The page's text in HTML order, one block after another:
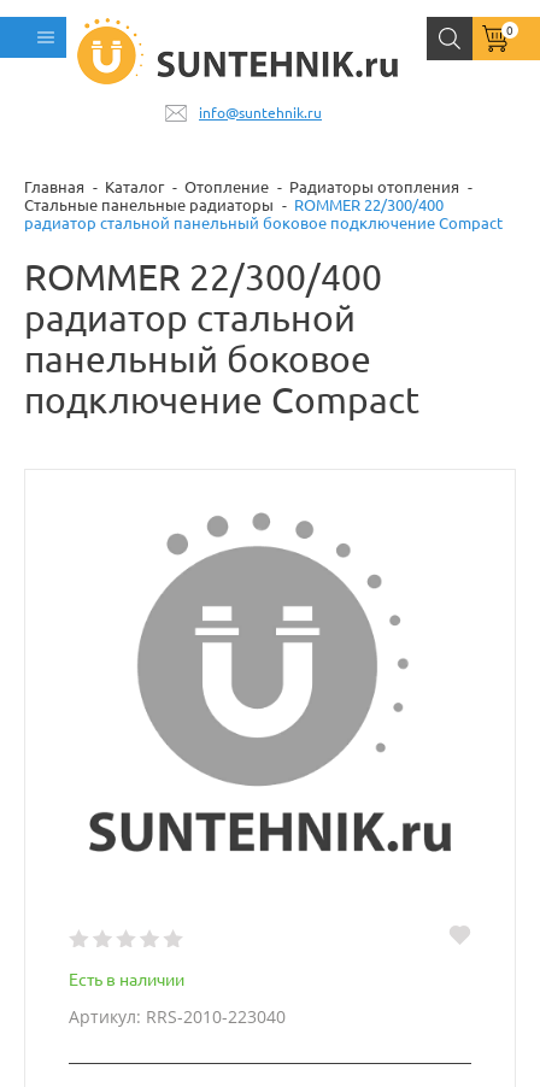
info@suntehnik.ru
0
Главная Каталог Отопление
Радиаторы отопления
Стальные панельные радиаторы
ROMMER 22/300/400
радиатор стальной панельный боковое подключение Compact
ROMMER 22/300/400
радиатор стальной
панельный боковое
подключение Compact
Есть в наличии
Артикул: RRS-2010-223040